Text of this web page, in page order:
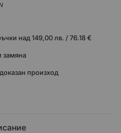
над 149,00 лв. / 76.18 €
замяна
произход